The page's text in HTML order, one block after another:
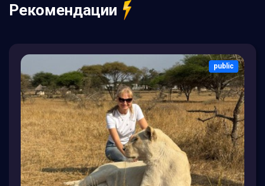
Рекомендации
public